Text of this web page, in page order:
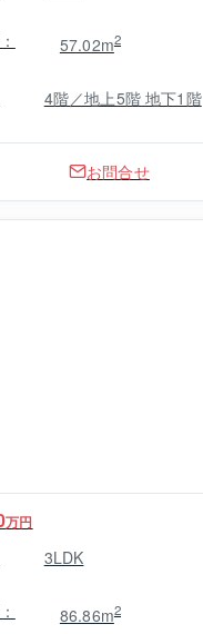
57.02m2
4階／地上5階 地下1階
お問合せ
万円
3LDK
86.86m2